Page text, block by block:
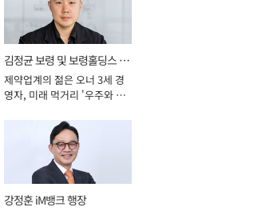
김정균 보령 및 보령홀딩스 대
표이사 사장
제약업계의 젊은 오너 3세 경
영자, 미래 먹거리 '우주와 헬
강정훈 iM뱅크 행장